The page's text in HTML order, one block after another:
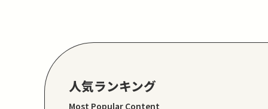
人気ランキング
Most Popular Content